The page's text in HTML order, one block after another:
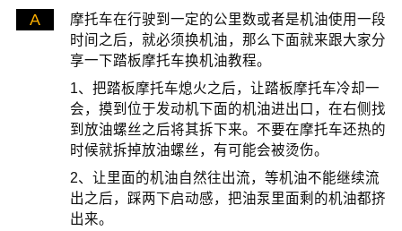
A
摩托车在行驶到一定的公里数或者是机油使用一段
时间之后，就必须换机油，那么下面就来跟大家分
享一下踏板摩托车换机油教程。
1、把踏板摩托车熄火之后，让踏板摩托车冷却一
会，摸到位于发动机下面的机油进出口，在右侧找
到放油螺丝之后将其拆下来。不要在摩托车还热的
时候就拆掉放油螺丝，有可能会被烫伤。
2、让里面的机油自然往出流，等机油不能继续流
出之后，踩两下启动感，把油泵里面剩的机油都挤
出来。